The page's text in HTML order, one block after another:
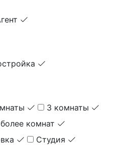
3 комнаты
комнат
Студия